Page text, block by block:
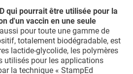
qui pourrait être utilisée pour la
d'un vaccin en une seule
pour toute une gamme de
totalement biodégradable, est
lactide-glycolide, les polymères
utilisés pour les applications
la technique « StampEd